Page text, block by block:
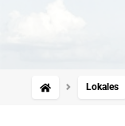
Lokales